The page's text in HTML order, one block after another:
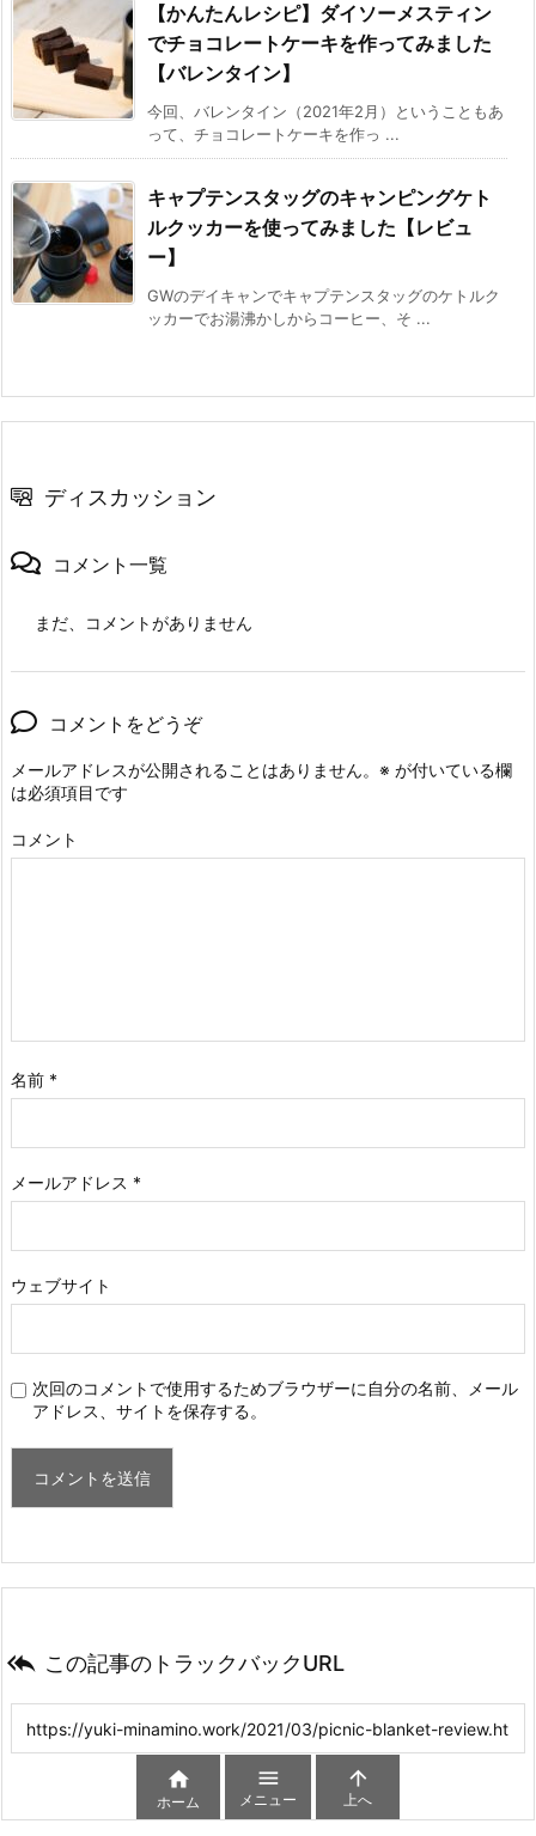
【かんたんレシピ】ダイソーメスティン
でチョコレートケーキを作ってみました
【バレンタイン】
今回、バレンタイン（2021年2月）ということもあ
って、チョコレートケーキを作っ ...
キャプテンスタッグのキャンピングケト
ルクッカーを使ってみました【レビュ
ー】
GWのデイキャンでキャプテンスタッグのケトルク
ッカーでお湯沸かしからコーヒー、そ ...
ディスカッション
コメント一覧
まだ、コメントがありません
コメントをどうぞ
メールアドレスが公開されることはありません。 ※ が付いている欄
は必須項目です
コメント
名前 *
メールアドレス *
ウェブサイト
次回のコメントで使用するためブラウザーに自分の名前、メール
アドレス、サイトを保存する。
 この記事のトラックバックURL

ホーム

メニュー

上へ